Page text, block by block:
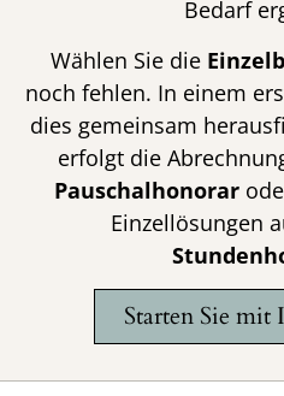
Bedarf
Wählen Sie die
noch fehlen. In einem
dies gemeinsam
erfolgt die
Pauschalhonorar
Einzellösungen
Starten Sie mit